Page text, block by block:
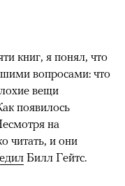
книг, я понял, что
вопросами: что
вещи
появилось
на
читать, и они
Билл Гейтс.